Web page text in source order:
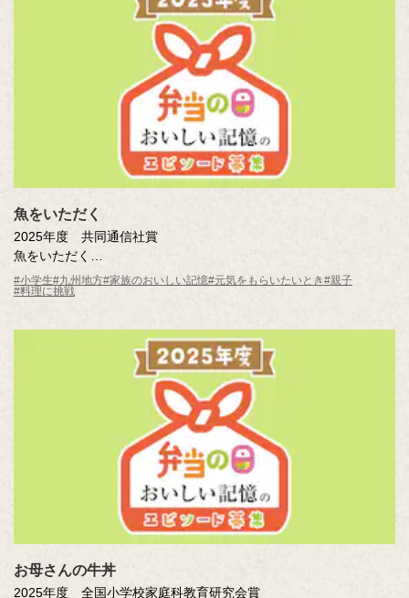
魚をいただく
2025年度 共同通信社賞
魚をいただく
赤瀬川 想太（鹿児島県 鹿児島市立伊敷台小学校5年 ）
#小学生#九州地方#家族のおいしい記憶#元気をもらいたいとき#親子
#料理に挑戦
お母さんの牛丼
2025年度 全国小学校家庭科教育研究会賞